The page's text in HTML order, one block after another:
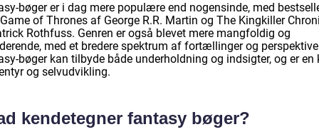
bøger er i dag mere populære end nogensinde, med
of Thrones af George R.R. Martin og The Kingkiller
Rothfuss. Genren er også blevet mere mangfoldig og
med et bredere spektrum af fortællinger og
bøger kan tilbyde både underholdning og indsigter, og er en
og selvudvikling.
kendetegner fantasy bøger?